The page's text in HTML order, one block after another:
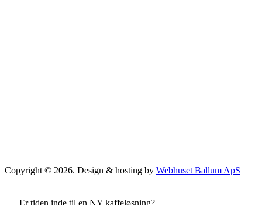
Copyright © 2026. Design & hosting by Webhuset Ballum ApS
Er tiden inde til en NY kaffeløsning?